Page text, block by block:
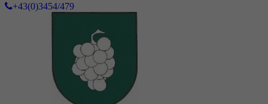
+43(0)3454/479